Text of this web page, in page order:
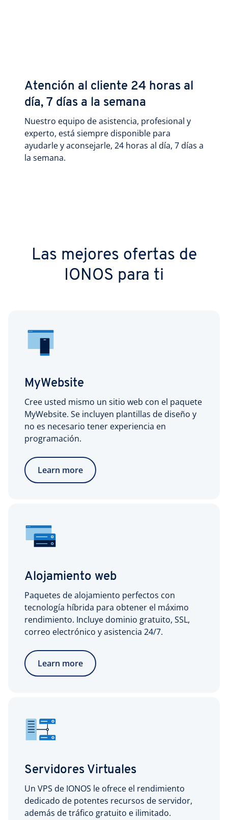
Atención al cliente 24 horas al
día, 7 días a la semana
Nuestro equipo de asistencia, profesional y
experto, está siempre disponible para
ayudarle y aconsejarle, 24 horas al día, 7 días a
la semana.
Las mejores ofertas de
IONOS para ti
MyWebsite
Cree usted mismo un sitio web con el paquete
MyWebsite. Se incluyen plantillas de diseño y
no es necesario tener experiencia en
programación.
Learn more
Alojamiento web
Paquetes de alojamiento perfectos con
tecnología híbrida para obtener el máximo
rendimiento. Incluye dominio gratuito, SSL,
correo electrónico y asistencia 24/7.
Learn more
Servidores Virtuales
Un VPS de IONOS le ofrece el rendimiento
dedicado de potentes recursos de servidor,
además de tráfico gratuito e ilimitado.